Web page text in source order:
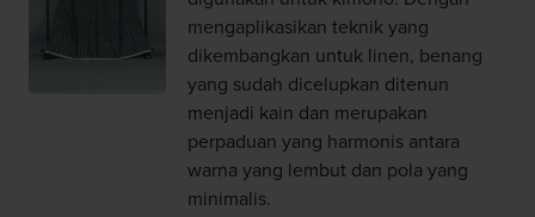
mengaplikasikan teknik yang
dikembangkan untuk linen, benang
yang sudah dicelupkan ditenun
menjadi kain dan merupakan
perpaduan yang harmonis antara
warna yang lembut dan pola yang
minimalis.